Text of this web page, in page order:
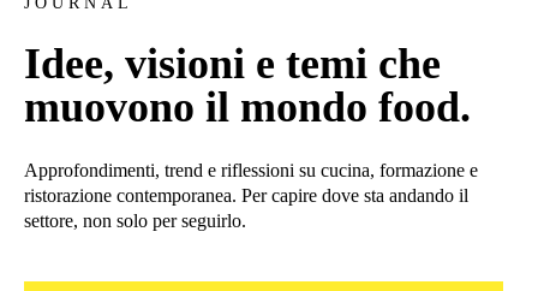
Idee, visioni e temi che
muovono il mondo food.
Approfondimenti, trend e riflessioni su cucina, formazione e
ristorazione contemporanea. Per capire dove sta andando il
settore, non solo per seguirlo.